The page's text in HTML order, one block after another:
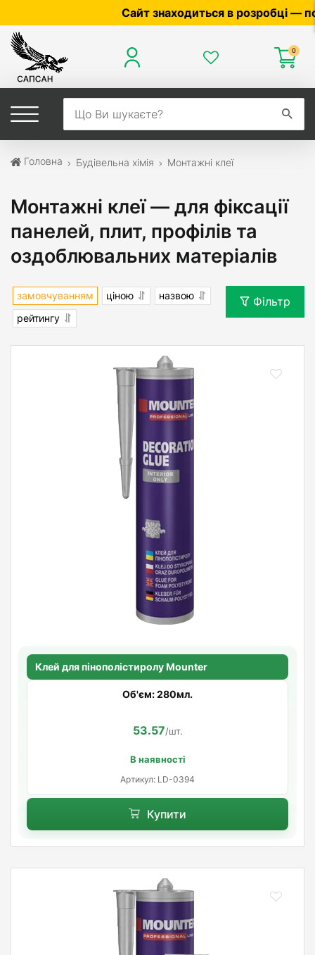
Сайт знаходиться в розробці — по ціні
0
Головна Будівельна хімія Монтажні клеї
Монтажні клеї — для фіксації
панелей, плит, профілів та
оздоблювальних матеріалів
замовчуванням ціною
назвою
рейтингу
Фільтр
Клей для пінополістиролу Mounter
Об'єм: 280мл.
53.57/шт.
В наявності
Артикул: LD-0394
Купити